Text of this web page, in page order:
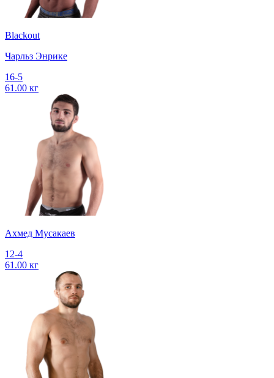
Blackout
Чарльз Энрике
16-5
61.00 кг
Ахмед Мусакаев
12-4
61.00 кг